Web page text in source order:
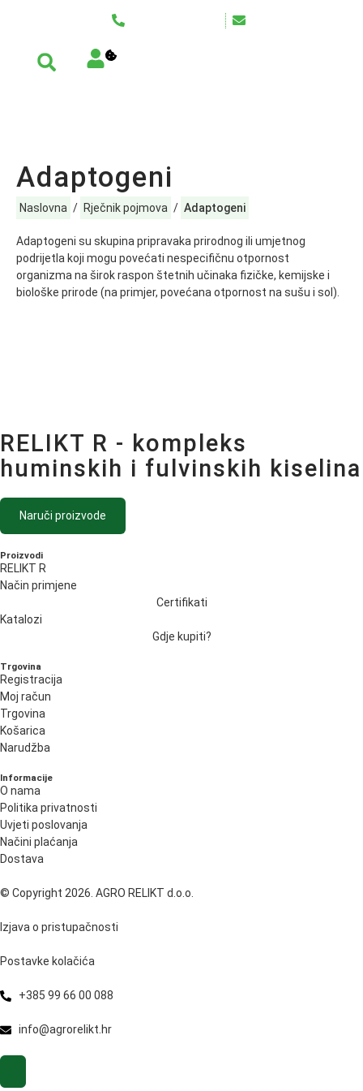
Adaptogeni
Naslovna / Rječnik pojmova / Adaptogeni
Adaptogeni su skupina pripravaka prirodnog ili umjetnog
podrijetla koji mogu povećati nespecifičnu otpornost
organizma na širok raspon štetnih učinaka fizičke, kemijske i
biološke prirode (na primjer, povećana otpornost na sušu i sol).
RELIKT R - kompleks
huminskih i fulvinskih kiselina
Naruči proizvode
Proizvodi
RELIKT R
Način primjene
Certifikati
Katalozi
Gdje kupiti?
Trgovina
Registracija
Moj račun
Trgovina
Košarica
Narudžba
Informacije
O nama
Politika privatnosti
Uvjeti poslovanja
Načini plaćanja
Dostava
© Copyright 2026. AGRO RELIKT d.o.o.
Izjava o pristupačnosti
Postavke kolačića
+385 99 66 00 088
info@agrorelikt.hr